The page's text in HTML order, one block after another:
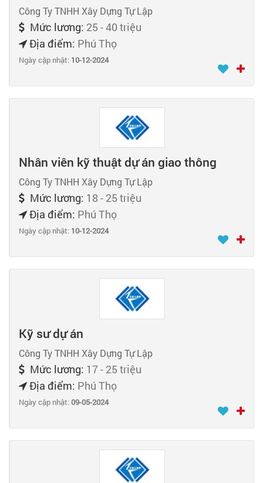
Công Ty TNHH Xây Dựng Tự Lập
Mức lương: 25 - 40 triệu
Địa điểm: Phú Thọ
Ngày cập nhật: 10-12-2024
Nhân viên kỹ thuật dự án giao thông
Công Ty TNHH Xây Dựng Tự Lập
Mức lương: 18 - 25 triệu
Địa điểm: Phú Thọ
Ngày cập nhật: 10-12-2024
Kỹ sư dự án
Công Ty TNHH Xây Dựng Tự Lập
Mức lương: 17 - 25 triệu
Địa điểm: Phú Thọ
Ngày cập nhật:09-05-2024